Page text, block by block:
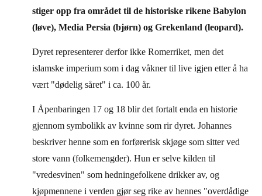
stiger opp fra området til de historiske rikene Babylon
(løve), Media Persia (bjørn) og Grekenland (leopard).
Dyret representerer derfor ikke Romerriket, men det
islamske imperium som i dag våkner til live igjen etter å ha
vært "dødelig såret" i ca. 100 år.
I Åpenbaringen 17 og 18 blir det fortalt enda en historie
gjennom symbolikk av kvinne som rir dyret. Johannes
beskriver henne som en forførerisk skjøge som sitter ved
store vann (folkemengder). Hun er selve kilden til
"vredesvinen" som hedningefolkene drikker av, og
kjøpmennene i verden gjør seg rike av hennes "overdådige